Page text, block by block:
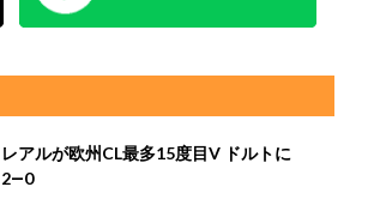
レアルが欧州CL最多15度目V ドルトに
2―0